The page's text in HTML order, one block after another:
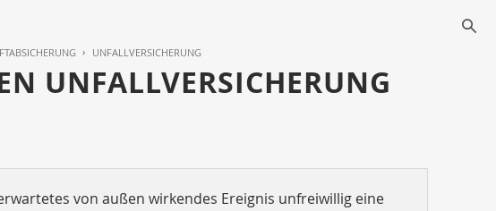
UNFALLVERSICHERUNG
UNFALLVERSICHERUNG
von außen wirkendes Ereignis unfreiwillig eine